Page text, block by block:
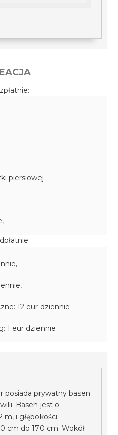
piersiowej
12 eur dziennie
1 eur dziennie
posiada prywatny basen
Basen jest o
m, i głębokości
cm do 170 cm. Wokół